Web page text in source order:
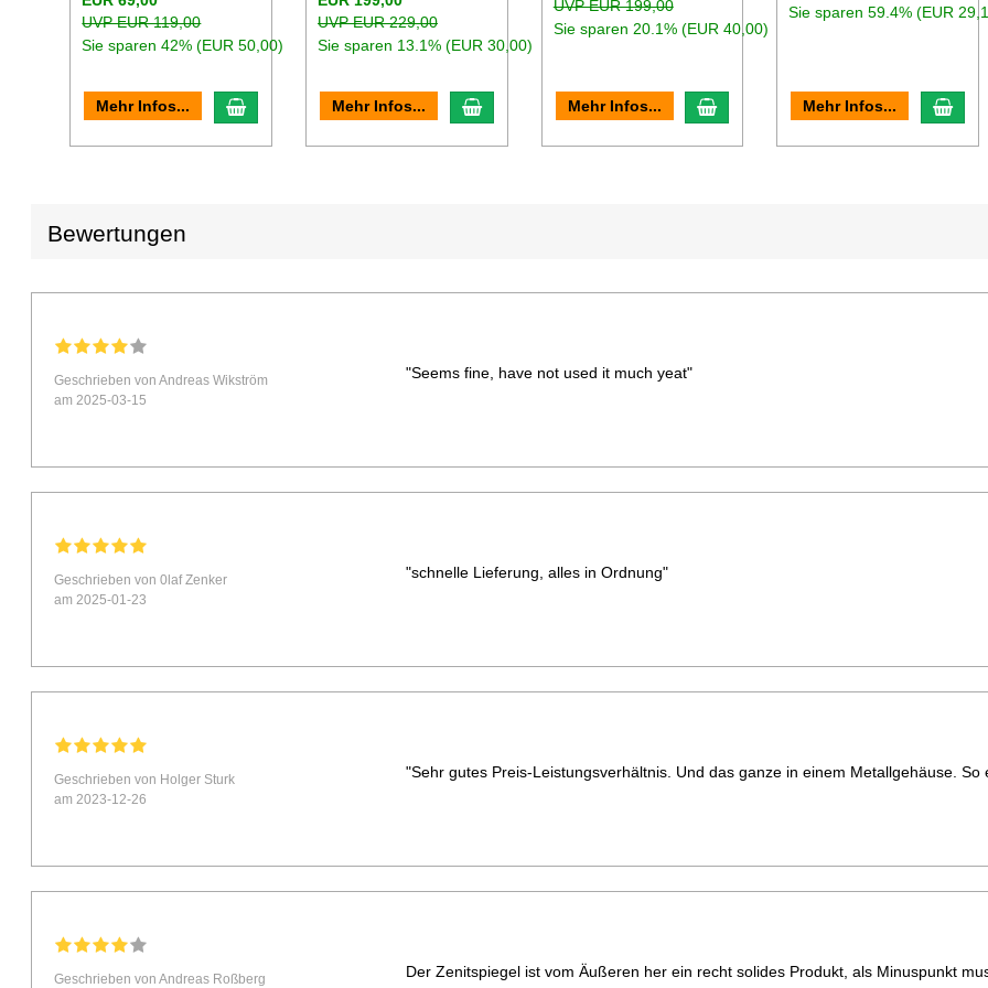
UVP EUR 119,00
Sie sparen 42% (EUR 50,00)
Mehr Infos... In den Warenkorb
UVP EUR 229,00
Sie sparen 13.1% (EUR 30,00)
Mehr Infos... In den Warenkorb
UVP EUR 199,00
Sie sparen 20.1% (EUR 40,00)
Mehr Infos... In den Warenkorb
Sie sparen 59.4% (EUR
Mehr Infos... In
Bewertungen
Geschrieben von Andreas Wikström
am 2025-03-15
"Seems fine, have not used it much yeat"
Geschrieben von 0laf Zenker
am 2025-01-23
"schnelle Lieferung, alles in Ordnung"
Geschrieben von Holger Sturk
am 2023-12-26
"Sehr gutes Preis-Leistungsverhältnis. Und das ganze in einem Metallgehäuse.
Geschrieben von Andreas Roßberg
Der Zenitspiegel ist vom Äußeren her ein recht solides Produkt, als Minuspunkt